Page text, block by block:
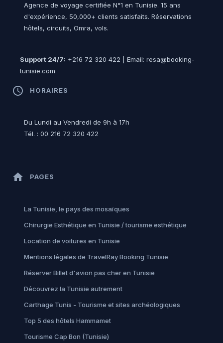
Agence de voyage certifiée N°1 en Tunisie. 15 ans
d'expérience, 50,000+ clients satisfaits. Réservations
hôtels, circuits, Omra, vols.
Support 24/7: +216 72 320 422 | Email: resa@booking-
tunisie.com
access_time HORAIRES
Du Lundi au Vendredi de 9h à 17h
Tél. : 00 216 72 320 422
home PAGES
La Tunisie, le pays des mosaïques
Chirurgie Esthétique en Tunisie / tourisme esthétique
Location de voitures en Tunisie
Mentions légales de TravelRay Booking Tunisie
Réserver Billet d'avion pas cher en Tunisie
Découvrez la Tunisie autrement
Carthage Tunis - Tourisme et sites archéologiques
Top 5 des hôtels Hammamet
Tourisme Cap Bon (Tunisie)